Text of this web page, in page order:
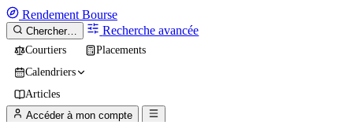
Rendement Bourse
Chercher… Recherche avancée
Courtiers
Placements
Calendriers
Articles
Accéder à mon compte